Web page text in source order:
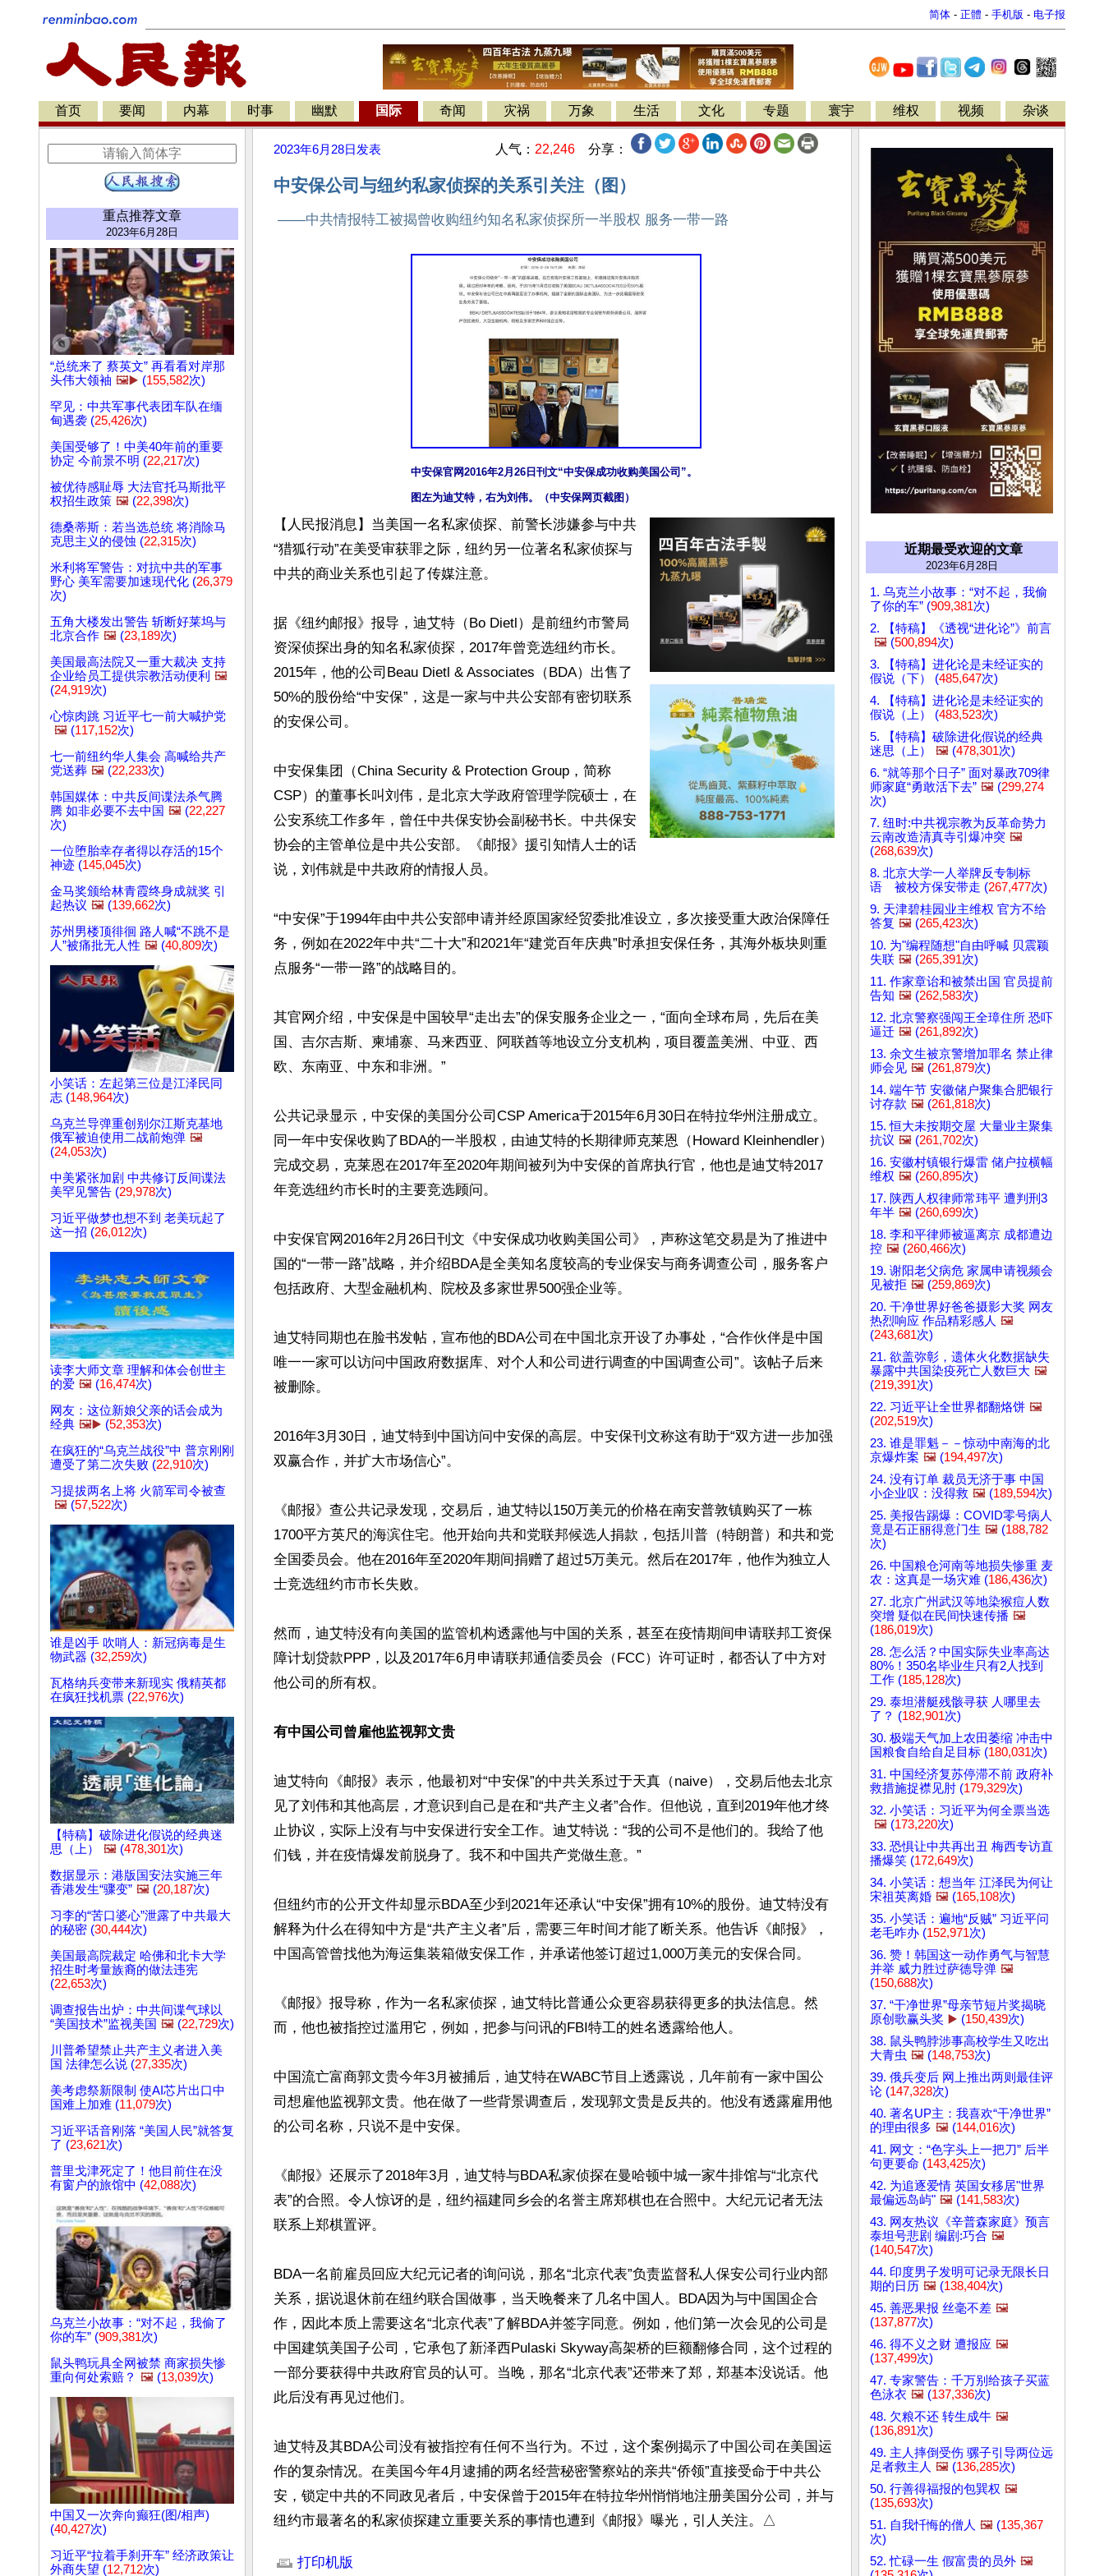
简体 - 正體 - 手机版 - 电子报
首页 要闻 内幕 时事 幽默 国际 奇闻 灾祸 万象 生活 文化 专题 寰宇 维权 视频 杂谈
重点推荐文章
2023年6月28日
“总统来了 蔡英文” 再看看对岸那
头伟大领袖 🖼️▶️ (155,582次)
罕见：中共军事代表团车队在缅
甸遇袭 (25,426次)
美国受够了！中美40年前的重要
协定 今前景不明 (22,217次)
被优待感耻辱 大法官托马斯批平
权招生政策 🖼️ (22,398次)
德桑蒂斯：若当选总统 将消除马
克思主义的侵蚀 (22,315次)
米利将军警告：对抗中共的军事
野心 美军需要加速现代化 (26,379
次)
五角大楼发出警告 斩断好莱坞与
北京合作 🖼️ (23,189次)
美国最高法院又一重大裁决 支持
企业给员工提供宗教活动便利 🖼️
(24,919次)
心惊肉跳 习近平七一前大喊护党
🖼️ (117,152次)
七一前纽约华人集会 高喊给共产
党送葬 🖼️ (22,233次)
韩国媒体：中共反间谍法杀气腾
腾 如非必要不去中国 🖼️ (22,227
次)
一位堕胎幸存者得以存活的15个
神迹 (145,045次)
金马奖颁给林青霞终身成就奖 引
起热议 🖼️ (139,662次)
苏州男楼顶徘徊 路人喊“不跳不是
人”被痛批无人性 🖼️ (40,809次)
小笑话：左起第三位是江泽民同
志 (148,964次)
乌克兰导弹重创别尔江斯克基地
俄军被迫使用二战前炮弹 🖼️
(24,053次)
中美紧张加剧 中共修订反间谍法
美罕见警告 (29,978次)
习近平做梦也想不到 老美玩起了
这一招 (26,012次)
读李大师文章 理解和体会创世主
的爱 🖼️ (16,474次)
网友：这位新娘父亲的话会成为
经典 🖼️▶️ (52,353次)
在疯狂的“乌克兰战役”中 普京刚刚
遭受了第二次失败 (22,910次)
习提拔两名上将 火箭军司令被查
🖼️ (57,522次)
谁是凶手 吹哨人：新冠病毒是生
物武器 (32,259次)
瓦格纳兵变带来新现实 俄精英都
在疯狂找机票 (22,976次)
【特稿】破除进化假说的经典迷
思（上）
🖼️ (478,301次)
数据显示：港版国安法实施三年
香港发生“骤变” 🖼️ (20,187次)
习李的“苦口婆心”泄露了中共最大
的秘密 (30,444次)
美国最高院裁定 哈佛和北卡大学
招生时考量族裔的做法违宪
(22,653次)
调查报告出炉：中共间谍气球以
“美国技术”监视美国 🖼️ (22,729次)
川普希望禁止共产主义者进入美
国 法律怎么说 (27,335次)
美考虑祭新限制 使AI芯片出口中
国难上加难 (11,079次)
习近平话音刚落 “美国人民”就答复
了 (23,621次)
普里戈津死定了！他目前住在没
有窗户的旅馆中 (42,088次)
乌克兰小故事：“对不起，我偷了
你的车” (909,381次)
鼠头鸭玩具全网被禁 商家损失惨
重向何处索赔？ 🖼️ (13,039次)
中国又一次奔向癫狂(图/相声)
(40,427次)
习近平“拉着手刹开车” 经济政策让
外商失望 (12,712次)
2023年6月28日 发表 人气： 22,246 分享：
中安保公司与纽约私家侦探的关系引关注（图）
——中共情报特工被揭曾收购纽约知名私家侦探所一半股权 服务一带一路
中安保官网2016年2月26日刊文“中安保成功收购美国公司”。
图左为迪艾特，右为刘伟。（中安保网页截图）
【人民报消息】当美国一名私家侦探、前警长涉嫌参与中共
“猎狐行动”在美受审获罪之际，纽约另一位著名私家侦探与
中共的商业关系也引起了传媒注意。
据《纽约邮报》报导，迪艾特（Bo Dietl）是前纽约市警局
资深侦探出身的知名私家侦探，2017年曾竞选纽约市长。
2015年，他的公司Beau Dietl & Associates（BDA）出售了
50%的股份给“中安保”，这是一家与中共公安部有密切联系
的安保公司。
中安保集团（China Security & Protection Group，简称
CSP）的董事长叫刘伟，是北京大学政府管理学院硕士，在
公安系统工作多年，曾任中共保安协会副秘书长。中共保安
协会的主管单位是中共公安部。《邮报》援引知情人士的话
说，刘伟就是中共政府的情报人员。
“中安保”于1994年由中共公安部申请并经原国家经贸委批准设立，多次接受重大政治保障任
务，例如在2022年中共“二十大”和2021年“建党百年庆典”时承担安保任务，其海外板块则重
点服务“一带一路”的战略目的。
其官网介绍，中安保是中国较早“走出去”的保安服务企业之一，“面向全球布局，先后在美
国、吉尔吉斯、柬埔寨、马来西亚、阿联酋等地设立分支机构，项目覆盖美洲、中亚、西
欧、东南亚、中东和非洲。”
公共记录显示，中安保的美国分公司CSP America于2015年6月30日在特拉华州注册成立。
同一年中安保收购了BDA的一半股权，由迪艾特的长期律师克莱恩（Howard Kleinhendler）
完成交易，克莱恩在2017年至2020年期间被列为中安保的首席执行官，他也是迪艾特2017
年竞选纽约市长时的主要竞选顾问。
中安保官网2016年2月26日刊文《中安保成功收购美国公司》，声称这笔交易是为了推进中
国的“一带一路”战略，并介绍BDA是全美知名度较高的专业保安与商务调查公司，服务客户
包括政府、大型金融机构、院校及多家世界500强企业等。
迪艾特同期也在脸书发帖，宣布他的BDA公司在中国北京开设了办事处，“合作伙伴是中国
唯一一家可以访问中国政府数据库、对个人和公司进行调查的中国调查公司”。该帖子后来
被删除。
2016年3月30日，迪艾特到中国访问中安保的高层。中安保刊文称这有助于“双方进一步加强
双赢合作，并扩大市场信心”。
《邮报》查公共记录发现，交易后，迪艾特以150万美元的价格在南安普敦镇购买了一栋
1700平方英尺的海滨住宅。他开始向共和党联邦候选人捐款，包括川普（特朗普）和共和党
全国委员会。他在2016年至2020年期间捐赠了超过5万美元。然后在2017年，他作为独立人
士竞选纽约市市长失败。
然而，迪艾特没有向美国的监管机构透露他与中国的关系，甚至在疫情期间申请联邦工资保
障计划贷款PPP，以及2017年6月申请联邦通信委员会（FCC）许可证时，都否认了中方对
他公司的所有权。
有中国公司曾雇他监视郭文贵
迪艾特向《邮报》表示，他最初对“中安保”的中共关系过于天真（naive），交易后他去北京
见了刘伟和其他高层，才意识到自己是在和“共产主义者”合作。但他说，直到2019年他才终
止协议，实际上没有与中安保进行安全工作。迪艾特说：“我的公司不是他们的。我给了他
们钱，并在疫情爆发前脱身了。我不和中国共产党做生意。”
但纽约市的公开文件却显示BDA至少到2021年还承认“中安保”拥有10%的股份。迪艾特没有
解释为什么在得知中方是“共产主义者”后，需要三年时间才能了断关系。他告诉《邮报》，
中国高管曾找他为海运集装箱做安保工作，并承诺他签订超过1,000万美元的安保合同。
《邮报》报导称，作为一名私家侦探，迪艾特比普通公众更容易获得更多的执法信息。然
而，他也被指控过滥用它，例如，把参与问讯的FBI特工的姓名透露给他人。
中国流亡富商郭文贵今年3月被捕后，迪艾特在WABC节目上透露说，几年前有一家中国公
司想雇他监视郭文贵。他在做了一些背景调查后，发现郭文贵是反共的。他没有透露雇用他
的公司名称，只说不是中安保。
《邮报》还展示了2018年3月，迪艾特与BDA私家侦探在曼哈顿中城一家牛排馆与“北京代
表”的合照。令人惊讶的是，纽约福建同乡会的名誉主席郑棋也在合照中。大纪元记者无法
联系上郑棋置评。
BDA一名前雇员回应大纪元记者的询问说，那名“北京代表”负责监督私人保安公司行业内部
关系，据说退休前在纽约联合国做事，当天晚餐来了几名中国人。BDA因为与中国国企合
作，因此本质上需要这名“北京代表”了解BDA并签字同意。例如，他们第一次会见的公司是
中国建筑美国子公司，它承包了新泽西Pulaski Skyway高架桥的巨额翻修合同，这个过程的
一部分要获得中共政府官员的认可。当晚，那名“北京代表”还带来了郑，郑基本没说话。他
此后没有再见过他们。
迪艾特及其BDA公司没有被指控有任何不当行为。不过，这个案例揭示了中国公司在美国运
作的复杂情况。在美国今年4月逮捕的两名经营秘密警察站的亲共“侨领”直接受命于中共公
安，锁定中共的不同政见者后，中安保曾于2015年在特拉华州悄悄地注册美国分公司，并与
纽约市最著名的私家侦探建立重要关系的事情也遭到《邮报》曝光，引人关注。△
打印机版
近期最受欢迎的文章
2023年6月28日
1. 乌克兰小故事：“对不起，我偷
了你的车” (909,381次)
2. 【特稿】《透视“进化论”》前言
🖼️ (500,894次)
3. 【特稿】进化论是未经证实的
假说（下） (485,647次)
4. 【特稿】进化论是未经证实的
假说（上） (483,523次)
5. 【特稿】破除进化假说的经典
迷思（上）
🖼️ (478,301次)
6. “就等那个日子” 面对暴政709律
师家庭“勇敢活下去” 🖼️ (299,274
次)
7. 纽时:中共视宗教为反革命势力
云南改造清真寺引爆冲突 🖼️
(268,639次)
8. 北京大学一人举牌反专制标
语 被校方保安带走 (267,477次)
9. 天津碧桂园业主维权 官方不给
答复 🖼️ (265,423次)
10. 为"编程随想"自由呼喊 贝震颖
失联 🖼️ (265,391次)
11. 作家章诒和被禁出国 官员提前
告知 🖼️ (262,583次)
12. 北京警察强闯王全璋住所 恐吓
逼迁 🖼️ (261,892次)
13. 余文生被京警增加罪名 禁止律
师会见 🖼️ (261,879次)
14. 端午节 安徽储户聚集合肥银行
讨存款 🖼️ (261,818次)
15. 恒大未按期交屋 大量业主聚集
抗议 🖼️ (261,702次)
16. 安徽村镇银行爆雷 储户拉横幅
维权 🖼️ (260,895次)
17. 陕西人权律师常玮平 遭判刑3
年半 🖼️ (260,699次)
18. 李和平律师被逼离京 成都遭边
控 🖼️ (260,466次)
19. 谢阳老父病危 家属申请视频会
见被拒 🖼️ (259,869次)
20. 干净世界好爸爸摄影大奖 网友
热烈响应 作品精彩感人 🖼️
(243,681次)
21. 欲盖弥彰，遗体火化数据缺失
暴露中共国染疫死亡人数巨大 🖼️
(219,391次)
22. 习近平让全世界都翻烙饼 🖼️
(202,519次)
23. 谁是罪魁－－惊动中南海的北
京爆炸案 🖼️ (194,497次)
24. 没有订单 裁员无济于事 中国
小企业叹：没得救 🖼️ (189,594次)
25. 美报告踢爆：COVID零号病人
竟是石正丽得意门生 🖼️ (188,782
次)
26. 中国粮仓河南等地损失惨重 麦
农：这真是一场灾难 (186,436次)
27. 北京广州武汉等地染猴痘人数
突增 疑似在民间快速传播 🖼️
(186,019次)
28. 怎么活？中国实际失业率高达
80%！350名毕业生只有2人找到
工作 (185,128次)
29. 泰坦潜艇残骸寻获 人哪里去
了？ (182,901次)
30. 极端天气加上农田萎缩 冲击中
国粮食自给自足目标 (180,031次)
31. 中国经济复苏停滞不前 政府补
救措施捉襟见肘 (179,329次)
32. 小笑话：习近平为何全票当选
🖼️ (173,220次)
33. 恐惧让中共再出丑 梅西专访直
播爆笑 (172,649次)
34. 小笑话：想当年 江泽民为何让
宋祖英离婚 🖼️ (165,108次)
35. 小笑话：遍地“反贼” 习近平问
老毛咋办 (152,971次)
36. 赞！韩国这一动作勇气与智慧
并举 威力胜过萨德导弹 🖼️
(150,688次)
37. “干净世界”母亲节短片奖揭晓
原创歌赢头奖 ▶️ (150,439次)
38. 鼠头鸭脖涉事高校学生又吃出
大青虫 🖼️ (148,753次)
39. 俄兵变后 网上推出两则最佳评
论 (147,328次)
40. 著名UP主：我喜欢“干净世界”
的理由很多 🖼️ (144,016次)
41. 网文：“色字头上一把刀” 后半
句更要命 (143,425次)
42. 为追逐爱情 英国女移居"世界
最偏远岛屿" 🖼️ (141,583次)
43. 网友热议《辛普森家庭》预言
泰坦号悲剧 编剧:巧合 🖼️
(140,547次)
44. 印度男子发明可记录无限长日
期的日历 🖼️ (138,404次)
45. 善恶果报 丝毫不差 🖼️
(137,877次)
46. 得不义之财 遭报应 🖼️
(137,499次)
47. 专家警告：千万别给孩子买蓝
色泳衣 🖼️ (137,336次)
48. 欠粮不还 转生成牛 🖼️
(136,891次)
49. 主人摔倒受伤 骡子引导两位远
足者救主人 🖼️ (136,285次)
50. 行善得福报的包巽权 🖼️
(135,693次)
51. 自我忏悔的僧人 🖼️ (135,367
次)
52. 忙碌一生 假富贵的员外 🖼️